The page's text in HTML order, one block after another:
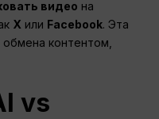
видео на
X или Facebook. Эта
контентом,
vs